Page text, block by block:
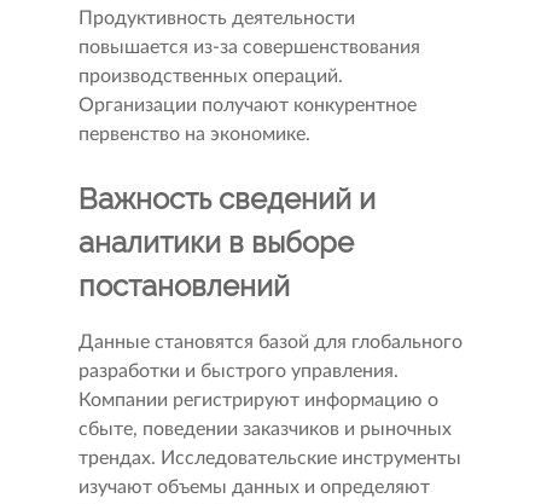
Продуктивность деятельности
повышается из-за совершенствования
производственных операций.
Организации получают конкурентное
первенство на экономике.
Важность сведений и
аналитики в выборе
постановлений
Данные становятся базой для глобального
разработки и быстрого управления.
Компании регистрируют информацию о
сбыте, поведении заказчиков и рыночных
трендах. Исследовательские инструменты
изучают объемы данных и определяют